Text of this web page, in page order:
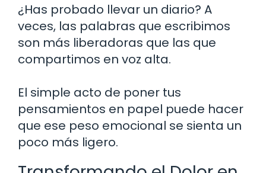
¿Has probado llevar un diario? A
veces, las palabras que escribimos
son más liberadoras que las que
compartimos en voz alta.
El simple acto de poner tus
pensamientos en papel puede hacer
que ese peso emocional se sienta un
poco más ligero.